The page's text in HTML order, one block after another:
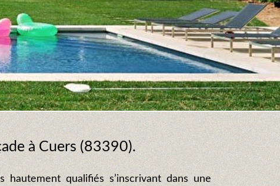
à Cuers (83390).
hautement qualifiés s’inscrivant dans une